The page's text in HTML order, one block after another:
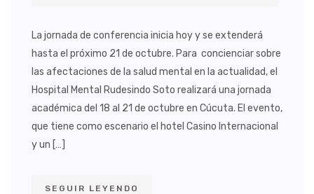
La jornada de conferencia inicia hoy y se extenderá
hasta el próximo 21 de octubre. Para concienciar sobre
las afectaciones de la salud mental en la actualidad, el
Hospital Mental Rudesindo Soto realizará una jornada
académica del 18 al 21 de octubre en Cúcuta. El evento,
que tiene como escenario el hotel Casino Internacional
y un […]
SEGUIR LEYENDO